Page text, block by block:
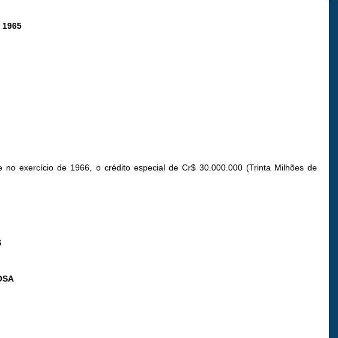
1965
exercício de 1966, o crédito especial de Cr$ 30.000.000 (Trinta Milhões de